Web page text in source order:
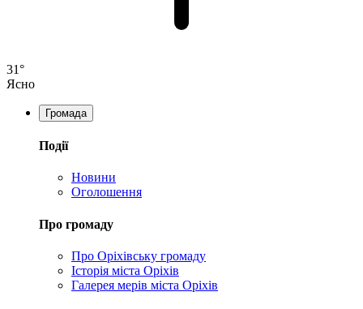
31°
Ясно
Громада
Події
Новини
Оголошення
Про громаду
Про Оріхівську громаду
Історія міста Оріхів
Галерея мерів міста Оріхів